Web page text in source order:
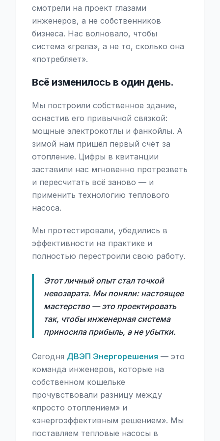
смотрели на проект глазами
инженеров, а не собственников
бизнеса. Нас волновало, чтобы
система «грела», а не то, сколько она
«потребляет».
Всё изменилось в один день.
Мы построили собственное здание,
оснастив его привычной связкой:
мощные электрокотлы и фанкойлы. А
зимой нам пришёл первый счёт за
отопление. Цифры в квитанции
заставили нас мгновенно протрезветь
и пересчитать всё заново — и
применить технологию теплового
насоса.
Мы протестировали, убедились в
эффективности на практике и
полностью перестроили свою работу.
Этот личный опыт стал точкой
невозврата. Мы поняли: настоящее
мастерство — это проектировать
так, чтобы инженерная система
приносила прибыль, а не убытки.
Сегодня ДВЭП Энергорешения — это
команда инженеров, которые на
собственном кошельке
прочувствовали разницу между
«просто отоплением» и
«энергоэффективным решением». Мы
поставляем тепловые насосы в